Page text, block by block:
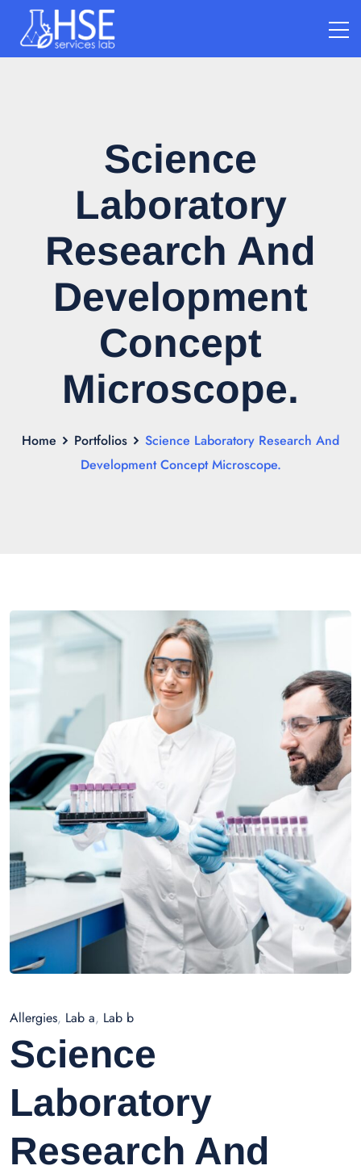
Science
Laboratory
Research And
Development
Concept
Microscope.
Home Portfolios
Science Laboratory Research And
Development Concept Microscope.
Allergies, Lab a, Lab b
Science
Laboratory
Research And